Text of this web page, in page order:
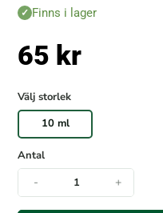
I
n
a
r
c
e
n
o
n
r
Finns i lager
65 kr
Välj storlek
10 ml
Antal
- +